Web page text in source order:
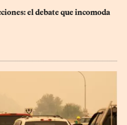
el debate que incomoda